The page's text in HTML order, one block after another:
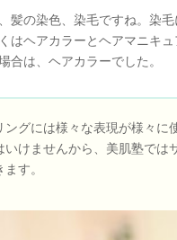
髪の染色、染毛ですね。染
はヘアカラーとヘアマニキ
合は、ヘアカラーでした。
ングには様々な表現が様々に
いけませんから、美肌塾では
す。